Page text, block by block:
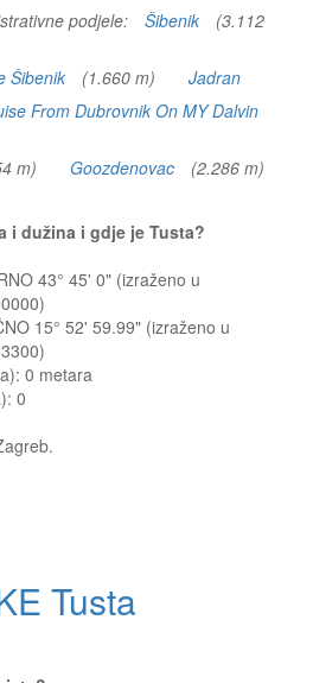
podjele:
Šibenik
(3.112
Šibenik (1.660 m)
Jadran
From Dubrovnik On MY Dalvin
m) Goozdenovac (2.286 m)
i dužina i gdje je Tusta?
43° 45' 0" (izraženo u
15° 52' 59.99" (izraženo u
0 metara
0
Tusta